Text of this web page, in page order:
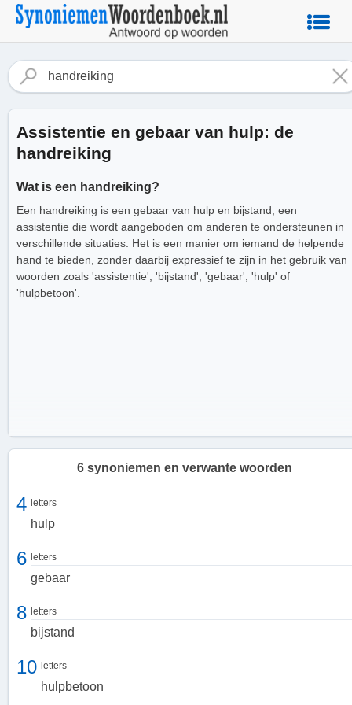
Assistentie en gebaar van hulp: de
handreiking
Wat is een handreiking?
Een handreiking is een gebaar van hulp en bijstand, een
assistentie die wordt aangeboden om anderen te ondersteunen in
verschillende situaties. Het is een manier om iemand de helpende
hand te bieden, zonder daarbij expressief te zijn in het gebruik van
woorden zoals 'assistentie', 'bijstand', 'gebaar', 'hulp' of
'hulpbetoon'.
Wanneer wordt een handreiking gedaan?
6 synoniemen en verwante woorden
4 letters
hulp
6 letters
gebaar
8 letters
bijstand
10 letters
hulpbetoon